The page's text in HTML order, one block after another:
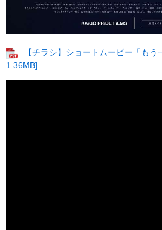
【チラシ】ショートムービー「も
1.36MB]